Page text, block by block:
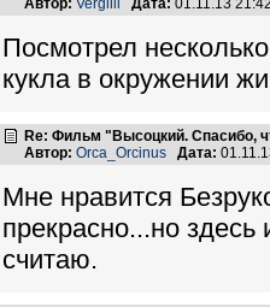
Автор: Vergilii Дата: 01.11.13
Посмотрел
кукла в окружении
Re: Фильм "Высоцкий. Спасибо,
Автор: Orca_Orcinus Дата:
Мне нравится
прекрасно...но
считаю.